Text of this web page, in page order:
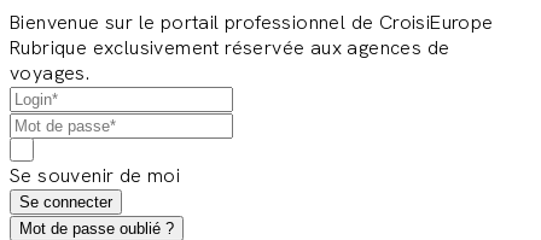
Bienvenue sur le portail professionnel de CroisiEurope
Rubrique exclusivement réservée aux agences de
voyages.
Se souvenir de moi
Se connecter
Mot de passe oublié ?